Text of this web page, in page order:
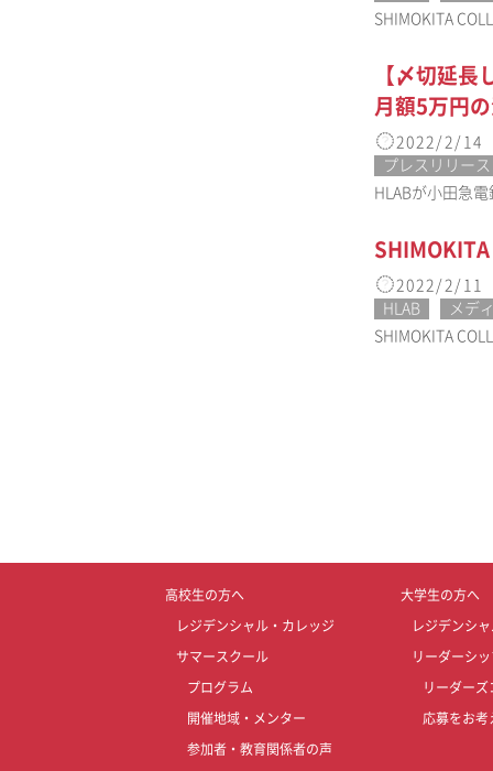
SHIMOKITA
【〆切延
月額5万円
2022/2/14
プレスリリース
​HLABが小田急
2022/2/11
HLAB
メデ
SHIMOKITA
高校生の方へ
レジデンシャル・カレッジ
サマースクール
プログラム
開催地域・メンター
参加者・教育関係者の声
大学生の方へ
レジデンシ
リーダーシ
リーダーズ
応募をお考